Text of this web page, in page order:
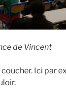
de Vincent
Ici par